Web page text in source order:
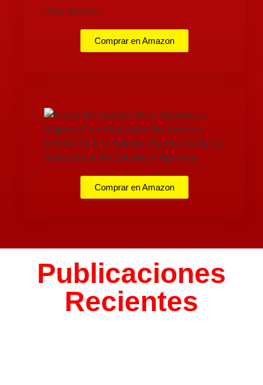
Comprar en Amazon
Comprar en Amazon
Publicaciones
Recientes